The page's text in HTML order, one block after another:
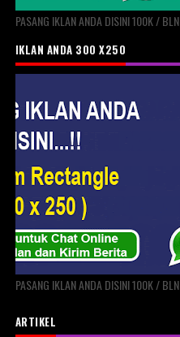
PASANG IKLAN ANDA DISINI 100K / BLN
IKLAN ANDA 300 X250
PASANG IKLAN ANDA DISINI 100K / BLN
ARTIKEL